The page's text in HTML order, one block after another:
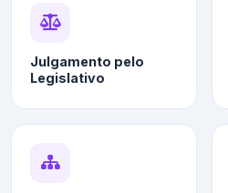
Julgamento pelo
Legislativo